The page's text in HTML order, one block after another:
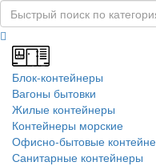
Блок-контейнеры
Вагоны бытовки
Жилые контейнеры
Контейнеры морские
Офисно-бытовые
Санитарные контейнеры